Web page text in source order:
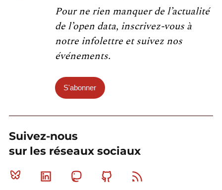
Pour ne rien manquer de l’actualité
de l’open data, inscrivez-vous à
notre infolettre et suivez nos
événements.
S'abonner
Suivez-nous
sur les réseaux sociaux
Bluesky Linkedin MastodonGithub